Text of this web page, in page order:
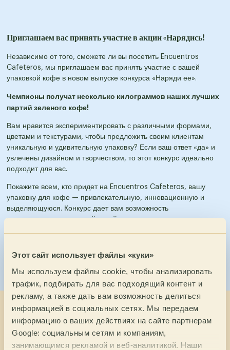
Этот сайт использует файлы «куки»
Мы используем файлы cookie, чтобы анализировать
трафик, подбирать для вас подходящий контент и
рекламу, а также дать вам возможность делиться
информацией в социальных сетях. Мы передаем
информацию о ваших действиях на сайте партнерам
Google: социальным сетям и компаниям,
занимающимся рекламой и веб-аналитикой. Наши
Приглашаем вас принять участие в акции «Нарядись!
Независимо от того, сможете ли вы посетить Encuentros
Cafeteros, мы приглашаем вас принять участие с вашей
упаковкой кофе в новом выпуске конкурса «Наряди ее».
Чемпионы получат несколько килограммов наших лучших
партий зеленого кофе!
Вам нравится экспериментировать с различными формами,
цветами и текстурами, чтобы предложить своим клиентам
уникальную и удивительную упаковку? Если ваш ответ «да» и
увлечены дизайном и творчеством, то этот конкурс идеально
подходит для вас.
Покажите всем, кто придет на Encuentros Cafeteros, вашу
упаковку для кофе — привлекательную, инновационную и
выделяющуюся. Конкурс дает вам возможность
продемонстрировать свой дизайн и посоревноваться с
творческие способности!
Как я могу принять
участие?